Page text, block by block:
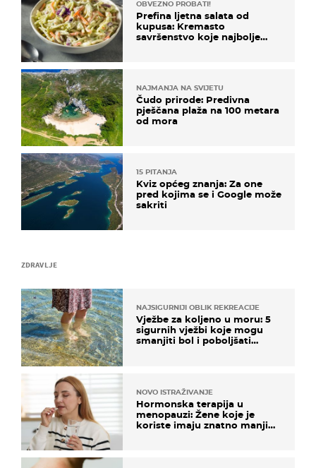
ZDRAVLJE
NAJSIGURNIJI OBLIK REKREACIJE
Vježbe za koljeno u moru: 5
sigurnih vježbi koje mogu
smanjiti bol i poboljšati
NOVO ISTRAŽIVANJE
Hormonska terapija u
menopauzi: Žene koje je
koriste imaju znatno manji
OBVEZNO PROBATI!
Prefina ljetna salata od
kupusa: Kremasto
savršenstvo koje najbolje
NAJMANJA NA SVIJETU
Čudo prirode: Predivna
pješčana plaža na 100 metara
od mora
15 PITANJA
Kviz općeg znanja: Za one
pred kojima se i Google može
sakriti